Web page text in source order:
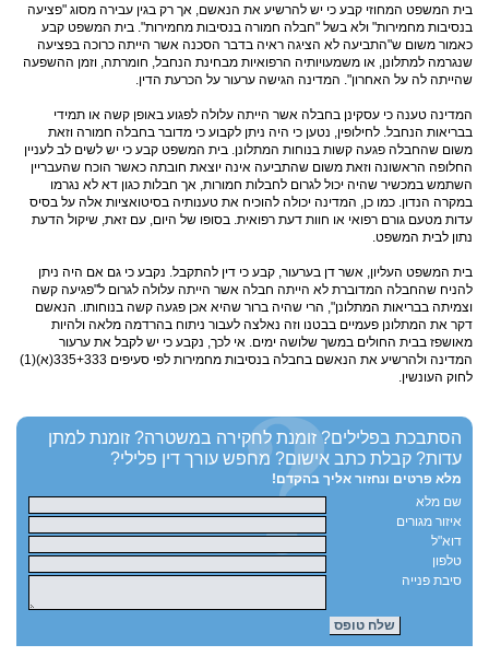
בית המשפט המחוזי קבע כי יש להרשיע את הנאשם, אך רק בגין עבירה מסוג "פציעה
בנסיבות מחמירות" ולא בשל "חבלה חמורה בנסיבות מחמירות". בית המשפט קבע
כאמור משום ש"התביעה לא הציגה ראיה בדבר הסכנה אשר הייתה כרוכה בפציעה
שנגרמה למתלונן, או משמעויותיה הרפואיות מבחינת הנחבל, חומרתה, וזמן ההשפעה
שהייתה לה על האחרון". המדינה הגישה ערעור על הכרעת הדין.
המדינה טענה כי עסקינן בחבלה אשר הייתה עלולה לפגוע באופן קשה או תמידי
בבריאות הנחבל. לחילופין, נטען כי היה ניתן לקבוע כי מדובר בחבלה חמורה וזאת
משום שהחבלה פגעה קשות בנוחות המתלונן. בית המשפט קבע כי יש לשים לב לעניין
החלופה הראשונה וזאת משום שהתביעה אינה יוצאת חובתה כאשר הוכח שהעבריין
השתמש במכשיר שהיה יכול לגרום לחבלות חמורות, אך חבלות כגון דא לא נגרמו
במקרה הנדון. כמו כן, המדינה יכולה להוכיח את טענותיה בסיטואציות אלה על בסיס
עדות מטעם גורם רפואי או חוות דעת רפואית. בסופו של היום, עם זאת, שיקול הדעת
נתון לבית המשפט.
בית המשפט העליון, אשר דן בערעור, קבע כי דין להתקבל. נקבע כי גם אם היה ניתן
להניח שהחבלה המדוברת לא הייתה חבלה אשר הייתה עלולה לגרום ל"פגיעה קשה
וצמיתה בבריאות המתלונן", הרי שהיה ברור שהיא אכן פגעה קשה בנוחותו. הנאשם
דקר את המתלונן פעמיים בבטנו וזה נאלצה לעבור ניתוח בהרדמה מלאה ולהיות
מאושפז בבית החולים במשך שלושה ימים. אי לכך, נקבע כי יש לקבל את ערעור
המדינה ולהרשיע את הנאשם בחבלה בנסיבות מחמירות לפי סעיפים 335+333(א)(1)
לחוק העונשין.
הסתבכת בפלילים?זומנת לחקירה במשטרה? זומנת למתן
עדות? קבלת כתב אישום? מחפש עורך דין פלילי?
מלא פרטים ונחזור אליך בהקדם!
שם מלא
איזור מגורים
דוא"ל
טלפון
סיבת פנייה